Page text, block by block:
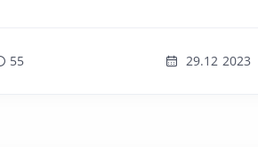
55 29.12 2023